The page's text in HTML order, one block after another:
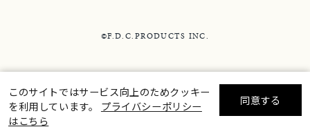
絞り込んで検索する
©F.D.C.PRODUCTS INC.
このサイトではサービス向上のためクッキー
を利用しています。 プライバシーポリシー
はこちら
同意する